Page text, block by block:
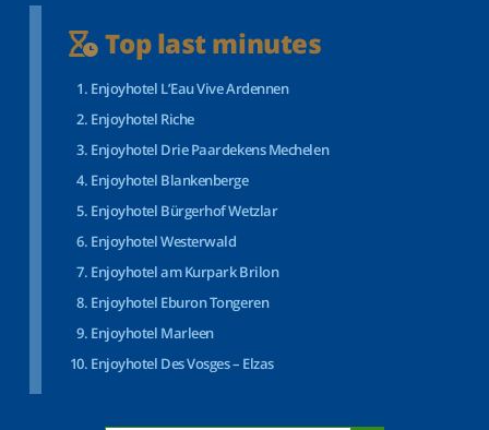
Top last minutes
Enjoyhotel L’Eau Vive Ardennen
Enjoyhotel Riche
Enjoyhotel Drie Paardekens Mechelen
Enjoyhotel Blankenberge
Enjoyhotel Bürgerhof Wetzlar
Enjoyhotel Westerwald
Enjoyhotel am Kurpark Brilon
Enjoyhotel Eburon Tongeren
Enjoyhotel Marleen
Enjoyhotel Des Vosges – Elzas